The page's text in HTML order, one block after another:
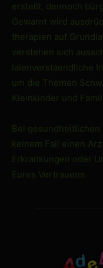
erstellt, dennoch
Gewarnt wird
therapien auf
verstehen sich
laienverstaendliche
um die Themen
Kleinkinder und
Bei
keinem Fall einen
Erkrankungen oder
Eures Vertrauens.